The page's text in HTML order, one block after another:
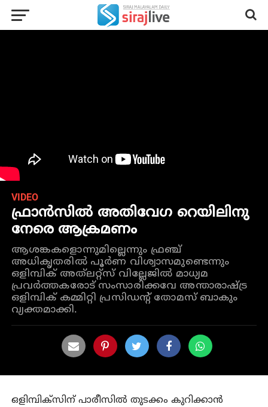
VIDEO
ഫ്രാന്‍സില്‍ അതിവേഗ റെയിലിനു
നേരെ ആക്രമണം
ആശങ്കകളൊന്നുമില്ലെന്നും ഫ്രഞ്ച്
അധികൃതരില്‍ പൂര്‍ണ വിശ്വാസമുണ്ടെന്നും
ഒളിമ്പിക് അത്‌ലറ്റ്‌സ് വില്ലേജില്‍ മാധ്യമ
പ്രവര്‍ത്തകരോട് സംസാരിക്കവേ അന്താരാഷ്ട്ര
ഒളിമ്പിക് കമ്മിറ്റി പ്രസിഡന്റ് തോമസ് ബാകും
വ്യക്തമാക്കി.
ഒളിമ്പിക്സിന് പാരീസില്‍ തുടക്കം കുറിക്കാന്‍